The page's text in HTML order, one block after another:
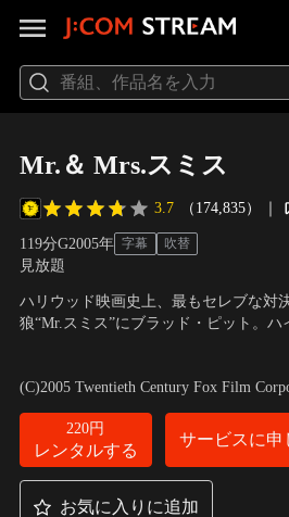
Mr.＆ Mrs.スミス
3.7 （174,835） ｜
119分G2005年 字幕 吹替
見放題
ハリウッド映画史上、最もセレブな対
狼“Mr.スミス”にブラッド・ピット。
ットスタイリッシュアクション！
(C)2005 Twentieth Century Fox Film
220円
レンタルする
サービスに申
お気に入りに追加